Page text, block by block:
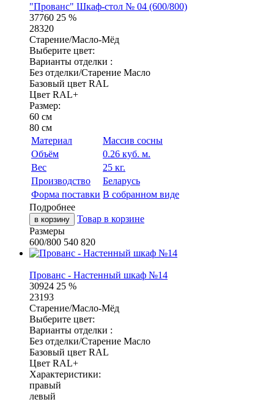
"Прованс" Шкаф-стол № 04 (600/800)
37760 25 %
28320
Старение/Масло-Мёд
Выберите цвет:
Варианты отделки :
Без отделки/Старение Масло
Базовый цвет RAL
Цвет RAL+
Размер:
60 см
80 см
Материал
Массив сосны
Объём
0.26 куб. м.
Вес
25 кг.
Производство
Беларусь
Форма поставки В собранном виде
Подробнее
в корзину
Товар в корзине
Размеры
600/800 540 820
Прованс - Настенный шкаф №14
30924 25 %
23193
Старение/Масло-Мёд
Выберите цвет:
Варианты отделки :
Без отделки/Старение Масло
Базовый цвет RAL
Цвет RAL+
Характеристики:
правый
левый